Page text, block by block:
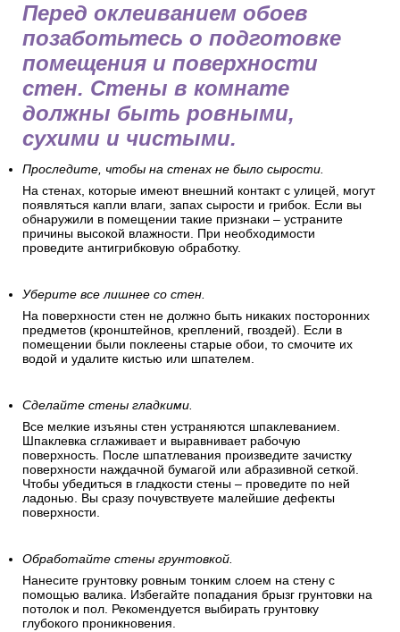
Перед оклеиванием обоев
позаботьтесь о подготовке
помещения и поверхности
стен. Стены в комнате
должны быть ровными,
сухими и чистыми.
Проследите, чтобы на стенах не было сырости.
На стенах, которые имеют внешний контакт с улицей, могут
появляться капли влаги, запах сырости и грибок. Если вы
обнаружили в помещении такие признаки – устраните
причины высокой влажности. При необходимости
проведите антигрибковую обработку.
Уберите все лишнее со стен.
На поверхности стен не должно быть никаких посторонних
предметов (кронштейнов, креплений, гвоздей). Если в
помещении были поклеены старые обои, то смочите их
водой и удалите кистью или шпателем.
Сделайте стены гладкими.
Все мелкие изъяны стен устраняются шпаклеванием.
Шпаклевка сглаживает и выравнивает рабочую
поверхность. После шпатлевания произведите зачистку
поверхности наждачной бумагой или абразивной сеткой.
Чтобы убедиться в гладкости стены – проведите по ней
ладонью. Вы сразу почувствуете малейшие дефекты
поверхности.
Обработайте стены грунтовкой.
Нанесите грунтовку ровным тонким слоем на стену с
помощью валика. Избегайте попадания брызг грунтовки на
потолок и пол. Рекомендуется выбирать грунтовку
глубокого проникновения.